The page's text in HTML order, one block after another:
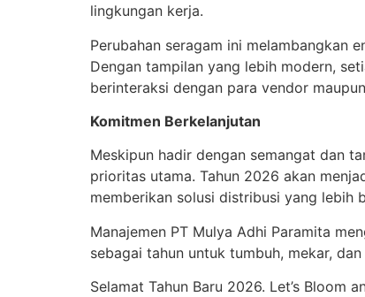
lingkungan kerja.
Perubahan seragam ini melambangkan
Dengan tampilan yang lebih modern,
berinteraksi dengan para vendor
Komitmen Berkelanjutan
Meskipun hadir dengan semangat dan
prioritas utama. Tahun 2026 akan
memberikan solusi distribusi yang lebih
Manajemen PT Mulya Adhi Paramita
sebagai tahun untuk tumbuh, mekar,
Selamat Tahun Baru 2026. Let’s Bloom